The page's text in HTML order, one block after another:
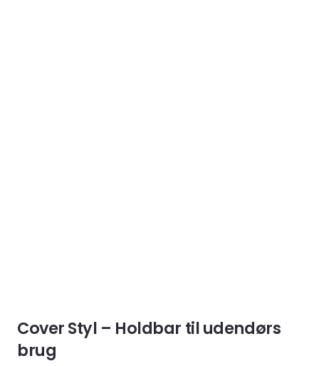
Cover Styl – Holdbar til udendørs
brug